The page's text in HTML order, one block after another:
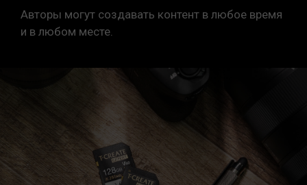
Авторы могут создавать контент в любое время
и в любом месте.